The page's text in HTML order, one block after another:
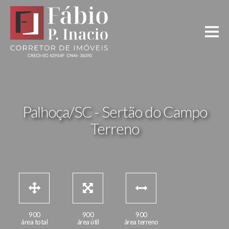
Palhoça/SC - Sertão do Campo
Terreno
900
área total
900
área útil
900
área terreno